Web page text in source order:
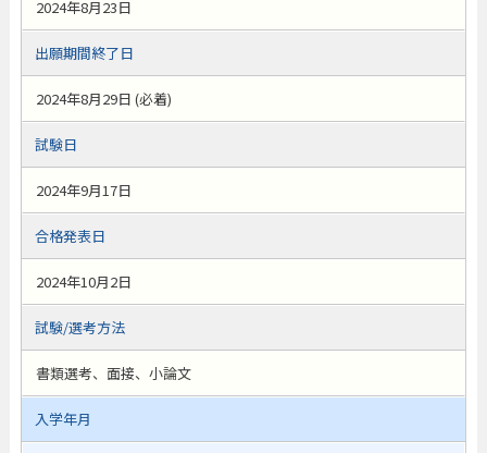
2024年8月23日
出願期間終了日
2024年8月29日 (必着)
試験日
2024年9月17日
合格発表日
2024年10月2日
試験/選考方法
書類選考、面接、小論文
入学年月